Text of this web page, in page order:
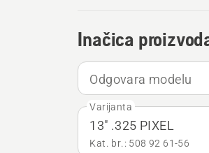
Inačica
Odgovara modelu
Varijanta
13" .325 PIXEL
Kat. br.: 508 92 61‑56